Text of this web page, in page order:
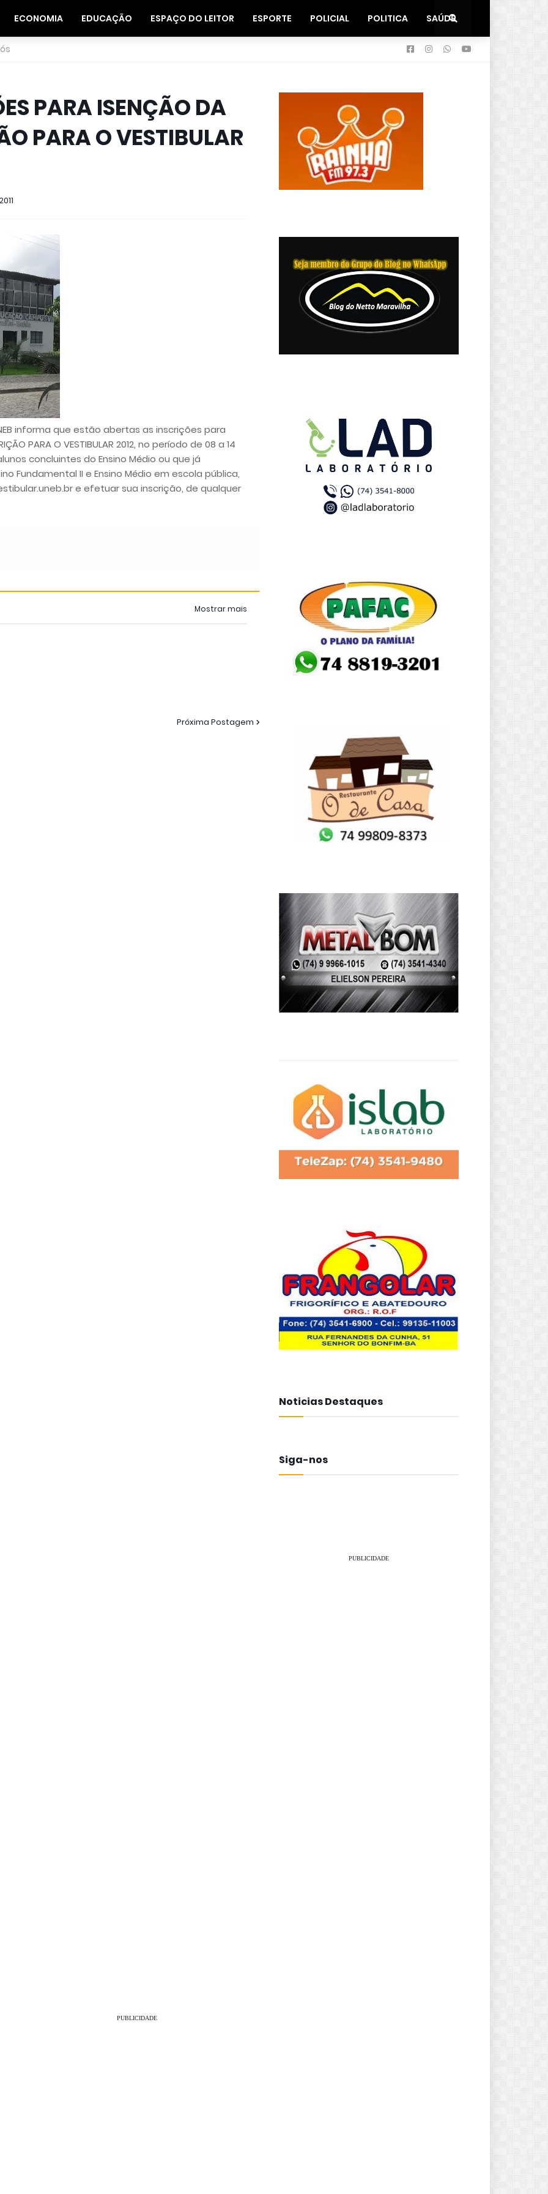
ECONOMIA EDUCAÇÃO ESPAÇO DO LEITOR ESPORTE POLICIAL POLITICA SAÚDE
PARA ISENÇÃO DA
PARA O VESTIBULAR
informa que estão abertas as inscrições para
PARA O VESTIBULAR 2012, no período de 08 a 14
concluintes do Ensino Médio ou que já
Fundamental II e Ensino Médio em escola pública,
e efetuar sua inscrição, de qualquer
Mostrar mais
Próxima Postagem
Noticias Destaques
Siga-nos
PUBLICIDADE
PUBLICIDADE